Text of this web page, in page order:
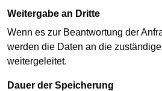
Weitergabe an Dritte
Wenn es zur Beantwortung der
werden die Daten an die
weitergeleitet.
Dauer der Speicherung